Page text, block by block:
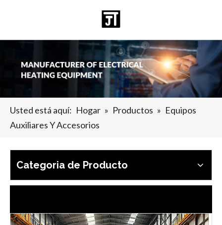
Deutsch
Pусский
العربية
English
Usted está aquí: Hogar » Productos » Equipos
Auxiliares Y Accesorios
Categoria de Producto
2025-07-19
Las piezas de grafito son varios productos hechos